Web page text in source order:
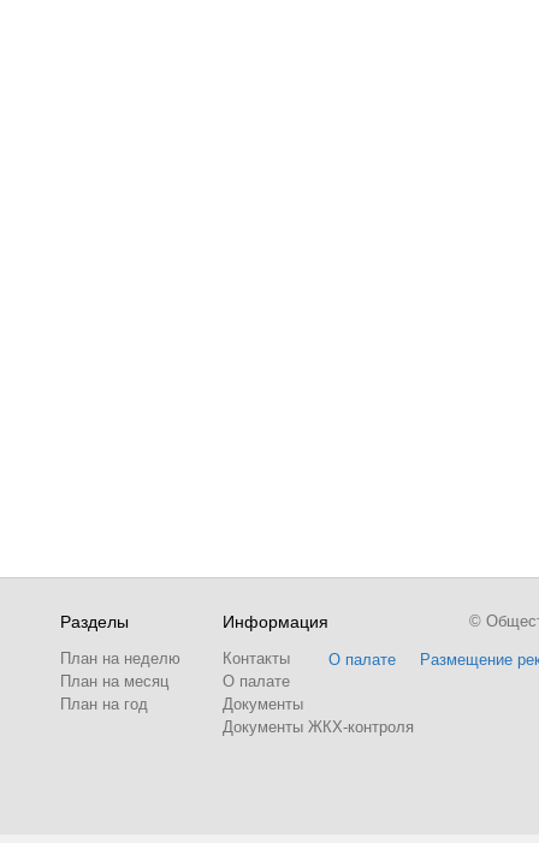
Разделы
План на неделю
План на месяц
План на год
Информация
Контакты
О палате
Документы
Документы ЖКХ-контроля
О палате Размещение
©